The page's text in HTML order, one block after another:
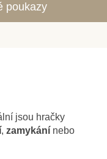
poukazy
jsou hračky
, zamykánínebo